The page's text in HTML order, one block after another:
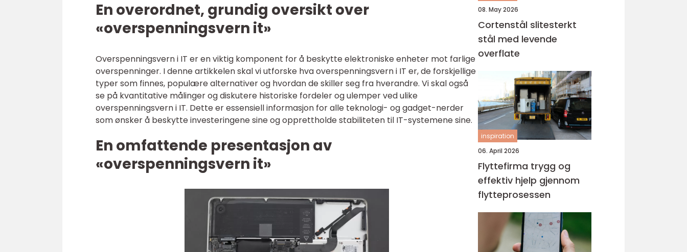
En overordnet, grundig oversikt over
«overspenningsvern it»
Overspenningsvern i IT er en viktig komponent for å beskytte elektroniske enheter mot farlige
overspenninger. I denne artikkelen skal vi utforske hva overspenningsvern i IT er, de forskjellige
typer som finnes, populære alternativer og hvordan de skiller seg fra hverandre. Vi skal også
se på kvantitative målinger og diskutere historiske fordeler og ulemper ved ulike
overspenningsvern i IT. Dette er essensiell informasjon for alle teknologi- og gadget-nerder
som ønsker å beskytte investeringene sine og opprettholde stabiliteten til IT-systemene sine.
En omfattende presentasjon av
«overspenningsvern it»
08. May 2026
Cortenstål slitesterkt
stål med levende
overflate
inspiration
06. April 2026
Flyttefirma trygg og
effektiv hjelp gjennom
flytteprosessen